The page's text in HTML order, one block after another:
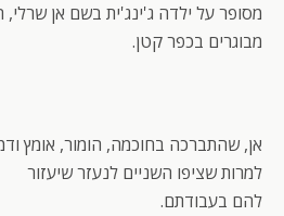
מסופר על ילדה ג'ינג'ית בשם אן
מבוגרים בכפר קטן.
אן, שהתברכה בחוכמה, הומור, אומץ
למרות שציפו השניים לנעזר שיעזור
להם בעבודתם.